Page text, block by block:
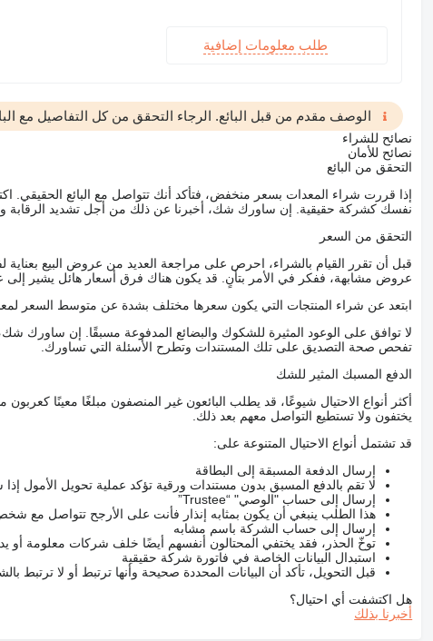
طلب معلومات إضافية
الوصف مقدم من قبل البائع. الرجاء التحقق من كل التفاصيل مع
نصائح للشراء
نصائح للأمان
التحقق من البائع
إذا قررت شراء المعدات بسعر منخفض، فتأكد أنك تتواصل مع البائع
نفسك كشركة حقيقية. إن ساورك شك، أخبرنا عن ذلك من أجل تشديد الرقابة
التحقق من السعر
قبل أن تقرر القيام بالشراء، احرص على مراجعة العديد من عروض البيع
عروض مشابهة، ففكر في الأمر بتأنٍ. قد يكون هناك فرق أسعار هائل يشير إلى
ابتعد عن شراء المنتجات التي يكون سعرها مختلف بشدة عن متوسط السعر
لا توافق على الوعود المثيرة للشكوك والبضائع المدفوعة مسبقًا. إن
تفحص صحة التصديق على تلك المستندات وتطرح الأسئلة التي تساورك.
الدفع المسبك المثير للشك
أكثر أنواع الاحتيال شيوعًا، قد يطلب البائعون غير المنصفون مبلغًا معينًا
يختفون ولا تستطيع التواصل معهم بعد ذلك.
قد تشتمل أنواع الاحتيال المتنوعة على:
إرسال الدفعة المسبقة إلى البطاقة
لا تقم بالدفع المسبق بدون مستندات ورقية تؤكد عملية تحويل الأمول
إرسال إلى حساب "الوصي" “Trustee”
هذا الطلب ينبغي أن يكون بمثابه إنذار فأنت على الأرجح تتواصل مع
إرسال إلى حساب الشركة باسم مشابه
توخّ الحذر، فقد يختفي المحتالون أنفسهم أيضًا خلف شركات معلومة
استبدال البيانات الخاصة في فاتورة شركة حقيقية
قبل التحويل، تأكد أن البيانات المحددة صحيحة وأنها ترتبط أو لا ترتبط
هل اكتشفت أي احتيال؟
أخبرنا بذلك